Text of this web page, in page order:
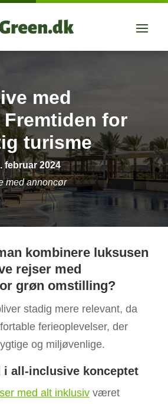
med
for
turisme
februar 2024
med annoncør
kombinere luksusen
rejser med
grøn omstilling?
stadig mere relevant, da
ferieoplevelser, der
og miljøvenlige.
all-inclusive konceptet
med alt inklusivværet